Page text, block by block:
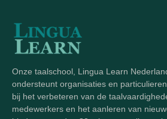
Onze taalschool, Lingua Learn
ondersteunt organisaties en
bij het verbeteren van de
medewerkers en het aanleren van